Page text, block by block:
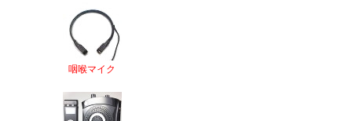
咽喉マイク